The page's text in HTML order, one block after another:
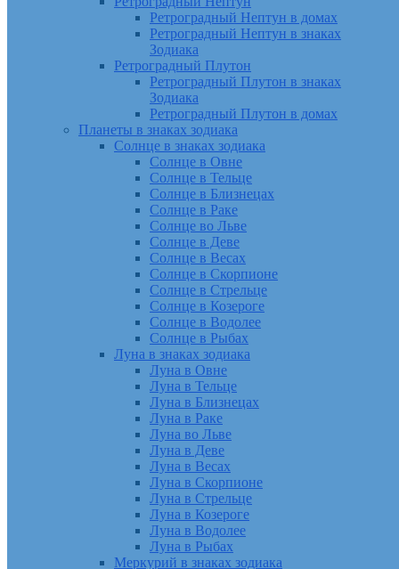
Ретроградный Нептун в домах
Ретроградный Нептун в знаках
Зодиака
Ретроградный Плутон
Ретроградный Плутон в знаках
Зодиака
Ретроградный Плутон в домах
Планеты в знаках зодиака
Солнце в знаках зодиака
Солнце в Овне
Солнце в Тельце
Солнце в Близнецах
Солнце в Раке
Солнце во Льве
Солнце в Деве
Солнце в Весах
Солнце в Скорпионе
Солнце в Стрельце
Солнце в Козероге
Солнце в Водолее
Солнце в Рыбах
Луна в знаках зодиака
Луна в Овне
Луна в Тельце
Луна в Близнецах
Луна в Раке
Луна во Льве
Луна в Деве
Луна в Весах
Луна в Скорпионе
Луна в Стрельце
Луна в Козероге
Луна в Водолее
Луна в Рыбах
Меркурий в знаках зодиака